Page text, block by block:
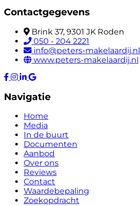
Contactgegevens
Brink 37, 9301 JK Roden
050 - 204 2221
info@peters-makelaardij.nl
www.peters-makelaardij.nl
Navigatie
Home
Media
In de buurt
Documenten
Aanbod
Over ons
Reviews
Contact
Waardebepaling
Zoekopdracht